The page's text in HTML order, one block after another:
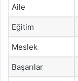
Aile
Eğitim
Meslek
Başarılar